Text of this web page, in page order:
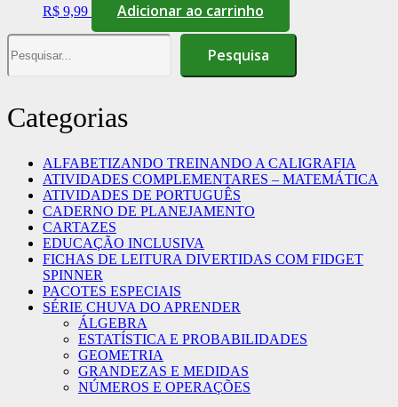
R$ 9,99 Adicionar ao carrinho
Pesquisa
Pesquisa
Categorias
ALFABETIZANDO TREINANDO A CALIGRAFIA
ATIVIDADES COMPLEMENTARES – MATEMÁTICA
ATIVIDADES DE PORTUGUÊS
CADERNO DE PLANEJAMENTO
CARTAZES
EDUCAÇÃO INCLUSIVA
FICHAS DE LEITURA DIVERTIDAS COM FIDGET
SPINNER
PACOTES ESPECIAIS
SÉRIE CHUVA DO APRENDER
ÁLGEBRA
ESTATÍSTICA E PROBABILIDADES
GEOMETRIA
GRANDEZAS E MEDIDAS
NÚMEROS E OPERAÇÕES